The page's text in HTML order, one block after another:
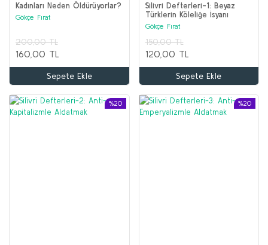
Kadınları Neden Öldürüyorlar?
Gökçe Fırat
200,00 TL
160,00 TL
Sepete Ekle
Silivri Defterleri-1: Beyaz
Türklerin Köleliğe İsyanı
Gökçe Fırat
150,00 TL
120,00 TL
Sepete Ekle
%20 %20